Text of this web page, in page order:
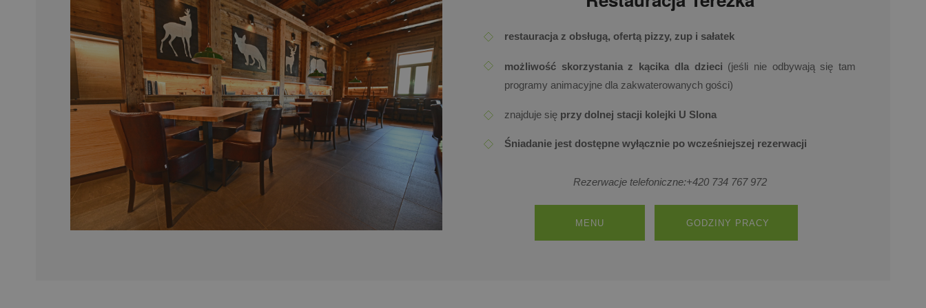
restauracja z obsługą, ofertą pizzy, zup i sałatek
możliwość skorzystania z kącika dla dzieci (jeśli nie odbywają się tam
programy animacyjne dla zakwaterowanych gości)
znajduje się przy dolnej stacji kolejki U Slona
Śniadanie jest dostępne wyłącznie po wcześniejszej rezerwacji
Rezerwacje telefoniczne:+420 734 767 972
MENU GODZINY PRACY